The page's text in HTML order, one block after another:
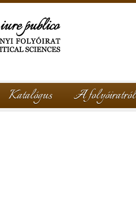
Katalógus A folyóiratról